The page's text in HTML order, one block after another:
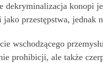
​​dekryminalizacja konopi
przestępstwa, jednak
wschodzącego
prohibicji, ale także